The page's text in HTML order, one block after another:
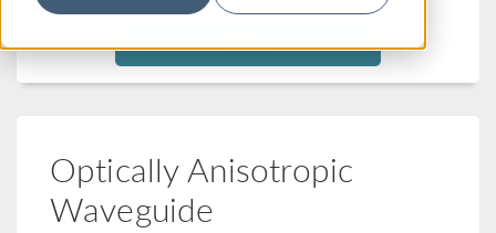
Filtra
Optically Anisotropic
Waveguide